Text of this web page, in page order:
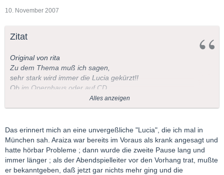
10. November 2007
Zitat
Original von rita
Zu dem Thema muß ich sagen,
sehr stark wird immer die Lucia gekürzt!!
Ob im Opernhaus oder auf CD.
Die Oper wird ja immer kürzer.
Rita
Alles anzeigen
Das erinnert mich an eine unvergeßliche "Lucia", die ich mal in
München sah. Araiza war bereits im Voraus als krank angesagt und
hatte hörbar Probleme ; dann wurde die zweite Pause lang und
immer länger ; als der Abendspielleiter vor den Vorhang trat, mußte
er bekanntgeben, daß jetzt gar nichts mehr ging und die